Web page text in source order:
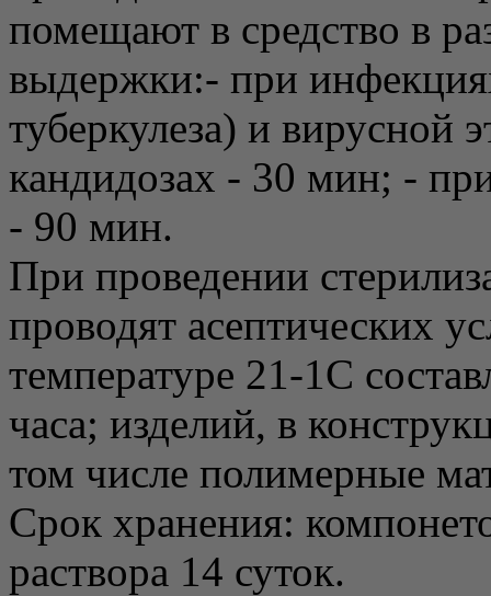
помещают в средство в
выдержки:- при
туберкулеза) и вирусной
кандидозах - 30 мин; -
- 90 мин.
При проведении
проводят асептических
температуре 21-1С
часа; изделий, в
том числе полимерные
Срок хранения:
раствора 14 суток.